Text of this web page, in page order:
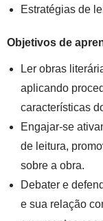
Estratégias de
Objetivos de
Ler obras
aplicando
características
Engajar-se
de leitura,
sobre a obra.
Debater e
e sua relação